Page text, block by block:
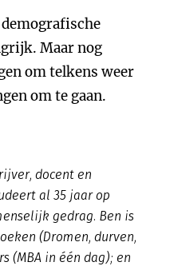
Maar nog
om telkens weer
om te gaan.
docent en
al 35 jaar op
gedrag. Ben is
(Dromen, durven,
(MBA in één dag); en